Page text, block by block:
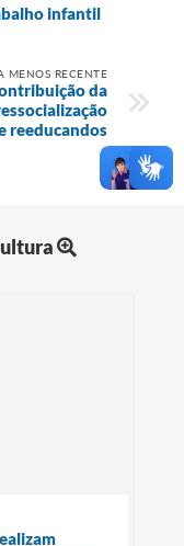
infantil
MENOS RECENTE
da
reeducandos